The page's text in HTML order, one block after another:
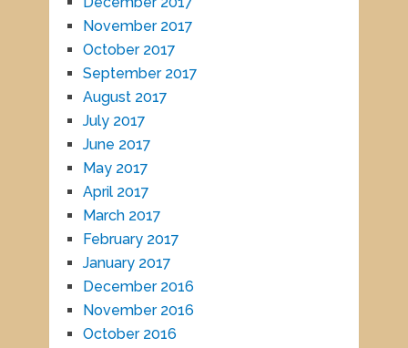
November 2017
October 2017
September 2017
August 2017
July 2017
June 2017
May 2017
April 2017
March 2017
February 2017
January 2017
December 2016
November 2016
October 2016